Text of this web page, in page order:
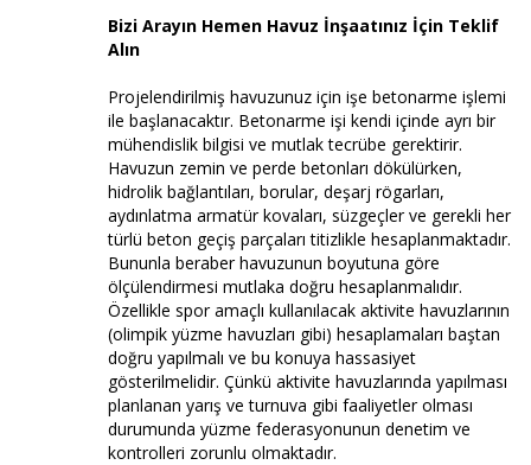
Bizi Arayın Hemen Havuz İnşaatınız İçin Teklif
Alın
Projelendirilmiş havuzunuz için işe betonarme işlemi
ile başlanacaktır. Betonarme işi kendi içinde ayrı bir
mühendislik bilgisi ve mutlak tecrübe gerektirir.
Havuzun zemin ve perde betonları dökülürken,
hidrolik bağlantıları, borular, deşarj rögarları,
aydınlatma armatür kovaları, süzgeçler ve gerekli her
türlü beton geçiş parçaları titizlikle hesaplanmaktadır.
Bununla beraber havuzunun boyutuna göre
ölçülendirmesi mutlaka doğru hesaplanmalıdır.
Özellikle spor amaçlı kullanılacak aktivite havuzlarının
(olimpik yüzme havuzları gibi) hesaplamaları baştan
doğru yapılmalı ve bu konuya hassasiyet
gösterilmelidir. Çünkü aktivite havuzlarında yapılması
planlanan yarış ve turnuva gibi faaliyetler olması
durumunda yüzme federasyonunun denetim ve
kontrolleri zorunlu olmaktadır.